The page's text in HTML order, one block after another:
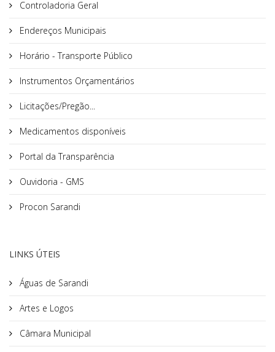
Controladoria Geral
Endereços Municipais
Horário - Transporte Público
Instrumentos Orçamentários
Licitações/Pregão...
Medicamentos disponíveis
Portal da Transparência
Ouvidoria - GMS
Procon Sarandi
LINKS ÚTEIS
Águas de Sarandi
Artes e Logos
Câmara Municipal